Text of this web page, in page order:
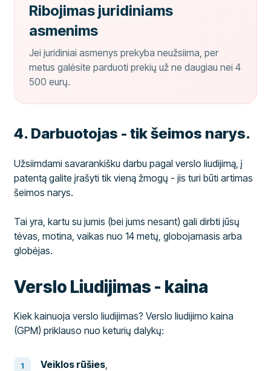
Ribojimas juridiniams
asmenims
Jei juridiniai asmenys prekyba neužsiima, per
metus galėsite parduoti prekių už ne daugiau nei 4
500 eurų.
​4. Darbuotojas - tik šeimos narys.
Užsiimdami savarankišku darbu pagal verslo liudijimą, į
patentą galite įrašyti tik vieną žmogų - jis turi būti artimas
šeimos narys.
Tai yra, kartu su jumis (bei jums nesant) gali dirbti jūsų
tėvas, motina, vaikas nuo 14 metų, globojamasis arba
globėjas.
Verslo Liudijimas - kaina
Kiek kainuoja verslo liudijimas? Verslo liudijimo kaina
(GPM) priklauso nuo keturių dalykų:
Veiklos rūšies